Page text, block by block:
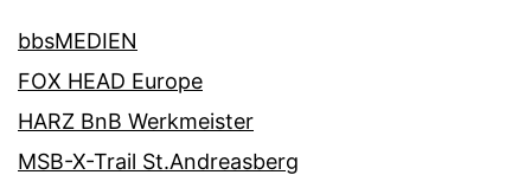
bbsMEDIEN
FOX HEAD Europe
HARZ BnB Werkmeister
MSB-X-Trail St.Andreasberg